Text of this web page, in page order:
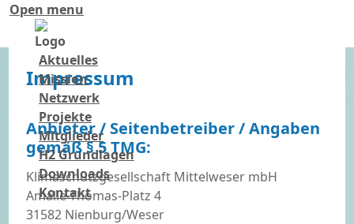
Open menu
Aktuelles
Mission
Netzwerk
Projekte
Mitglieder
H2 Grundlagen
Downloads
Kontakt
Impressum
Anbieter / Seitenbetreiber / Angaben
gemäß § 5 TMG:
Klimaschutzgesellschaft Mittelweser mbH
Amalie-Thomas-Platz 4
31582 Nienburg/Weser